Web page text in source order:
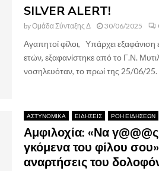
SILVER ALERT!
byΟμάδα Σύνταξης Δ 30/06/2025
Αγαπητοί φίλοι, Υπάρχει
ετών, εξαφανίστηκε από το Γ.Ν.
νοσηλευόταν, το πρωί της 25/06/25.
ΑΣΤΥΝΟΜΙΚΑ ΕΙΔΗΣΕΙΣ ΡΟΗ ΕΙΔΗΣΕΩΝ
Αμφιλοχία: «Να
γκόμενα του φίλου
αναρτήσεις του